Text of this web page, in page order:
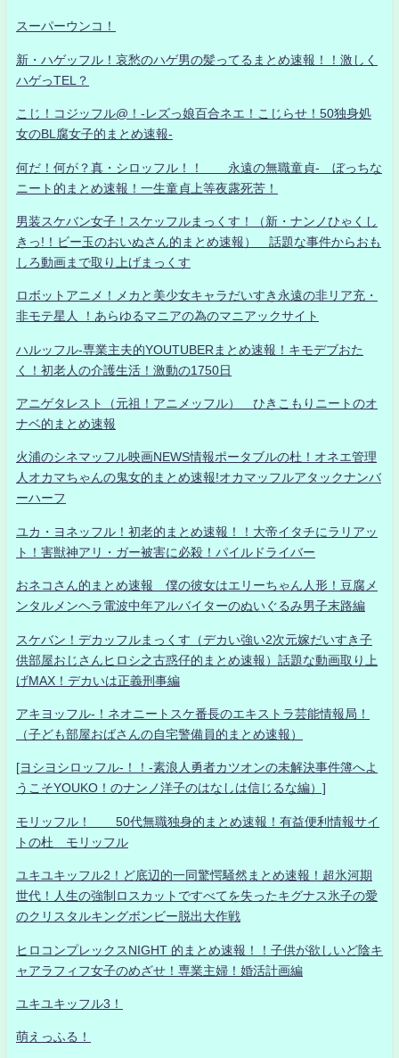
スーパーウンコ！
新・ハゲッフル！哀愁のハゲ男の髪ってるまとめ速報！！激しく
ハゲっTEL？
こじ！コジッフル@！-レズっ娘百合ネエ！こじらせ！50独身処
女のBL腐女子的まとめ速報-
何だ！何が？真・シロッフル！！ 永遠の無職童貞- ぼっちな
ニート的まとめ速報！一生童貞上等夜露死苦！
男装スケバン女子！スケッフルまっくす！（新・ナンノひゃくし
きっ!！ビー玉のおいぬさん的まとめ速報） 話題な事件からおも
しろ動画まで取り上げまっくす
ロボットアニメ！メカと美少女キャラだいすき永遠の非リア充・
非モテ星人 ！あらゆるマニアの為のマニアックサイト
ハルッフル-専業主夫的YOUTUBERまとめ速報！キモデブおた
く！初老人の介護生活！激動の1750日
アニゲタレスト（元祖！アニメッフル） ひきこもりニートのオ
ナベ的まとめ速報
火浦のシネマッフル映画NEWS情報ポータブルの杜！オネエ管理
人オカマちゃんの鬼女的まとめ速報!オカマッフルアタックナンバ
ーハーフ
ユカ・ヨネッフル！初老的まとめ速報！！大帝イタチにラリアッ
ト！害獣神アリ・ガー被害に必殺！パイルドライバー
おネコさん的まとめ速報 僕の彼女はエリーちゃん人形！豆腐メ
ンタルメンヘラ電波中年アルバイターのぬいぐるみ男子末路編
スケバン！デカッフルまっくす（デカい強い2次元嫁だいすき子
供部屋おじさんヒロシ之古惑仔的まとめ速報）話題な動画取り上
げMAX！デカいは正義刑事編
アキヨッフル-！ネオニートスケ番長のエキストラ芸能情報局！
（子ども部屋おばさんの自宅警備員的まとめ速報）
[ヨシヨシロッフル-！！-素浪人勇者カツオンの未解決事件簿へよ
うこそYOUKO！のナンノ洋子のはなしは信じるな編）]
モリッフル！ 50代無職独身的まとめ速報！有益便利情報サイ
トの杜 モリッフル
ユキユキッフル2！ど底辺的一同驚愕騒然まとめ速報！超氷河期
世代！人生の強制ロスカットですべてを失ったキグナス氷子の愛
のクリスタルキングボンビー脱出大作戦
ヒロコンプレックスNIGHT 的まとめ速報！！子供が欲しいど陰キ
ャアラフィフ女子のめざせ！専業主婦！婚活計画編
ユキユキッフル3！
萌えっふる！